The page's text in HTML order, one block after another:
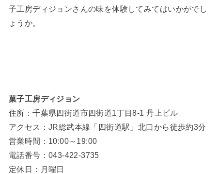
子工房ディジョンさんの味を体験してみてはいかがでし
ょうか。
菓子工房ディジョン
住所：千葉県四街道市四街道1丁目8-1 丹上ビル
アクセス：JR総武本線「四街道駅」北口から徒歩約3分
営業時間：10:00～19:00
電話番号：043-422-3735
定休日：月曜日